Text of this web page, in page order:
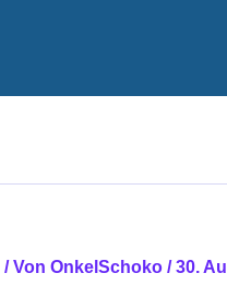
/ Von OnkelSchoko /30.